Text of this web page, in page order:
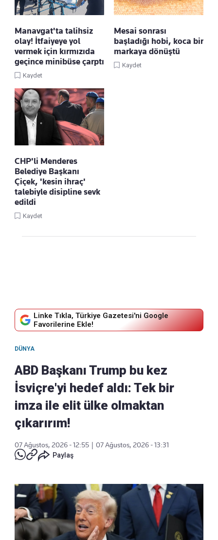
Manavgat'ta talihsiz
olay! İtfaiyeye yol
vermek için kırmızıda
geçince minibüse çarptı
Kaydet
Mesai sonrası
başladığı hobi, koca bir
markaya dönüştü
Kaydet
CHP'li Menderes
Belediye Başkanı
Çiçek, 'kesin ihraç'
talebiyle disipline sevk
edildi
Kaydet
Linke Tıkla, Türkiye Gazetesi'ni Google
Favorilerine Ekle!
DÜNYA
ABD Başkanı Trump bu kez
İsviçre'yi hedef aldı: Tek bir
imza ile elit ülke olmaktan
çıkarırım!
07 Ağustos, 2026 - 12:55
07 Ağustos, 2026 - 13:31
Paylaş